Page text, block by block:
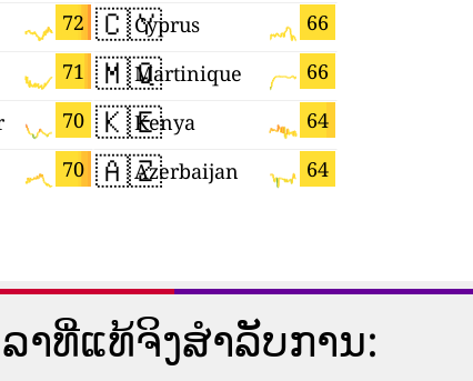
72
71
70
70
🇨🇾 66
Cyprus
🇲🇶 66
Martinique
🇰🇪 64
Kenya
🇦🇿 64
Azerbaijan
າ​ທີ່​ແທ້​ຈິງ​ສໍາ​ລັບ​ການ​: